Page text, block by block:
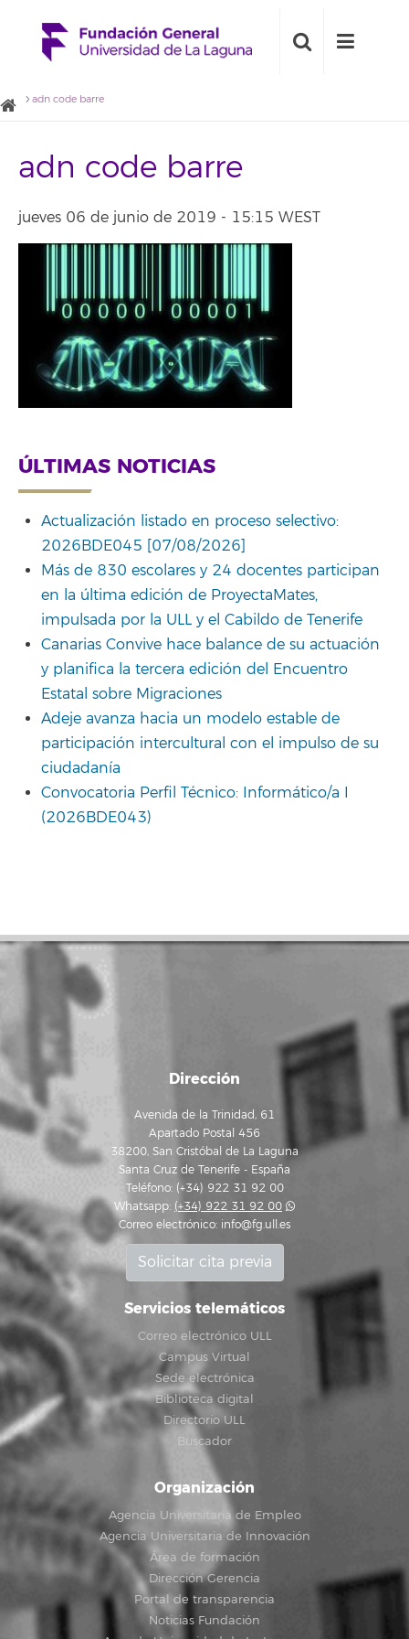
adn code barre
adn code barre
jueves 06 de junio de 2019 - 15:15 WEST
ÚLTIMAS NOTICIAS
Actualización listado en proceso selectivo:
2026BDE045 [07/08/2026]
Más de 830 escolares y 24 docentes participan
en la última edición de ProyectaMates,
impulsada por la ULL y el Cabildo de Tenerife
Canarias Convive hace balance de su actuación
y planifica la tercera edición del Encuentro
Estatal sobre Migraciones
Adeje avanza hacia un modelo estable de
participación intercultural con el impulso de su
ciudadanía
Convocatoria Perfil Técnico: Informático/a I
(2026BDE043)
Dirección
Avenida de la Trinidad, 61
Apartado Postal 456
38200, San Cristóbal de La Laguna
Santa Cruz de Tenerife - España
Teléfono: (+34) 922 31 92 00
Whatsapp: (+34) 922 31 92 00
Correo electrónico: info@fg.ull.es
Solicitar cita previa
Servicios telemáticos
Correo electrónico ULL
Campus Virtual
Sede electrónica
Biblioteca digital
Directorio ULL
Buscador
Organización
Agencia Universitaria de Empleo
Agencia Universitaria de Innovación
Área de formación
Dirección Gerencia
Portal de transparencia
Noticias Fundación